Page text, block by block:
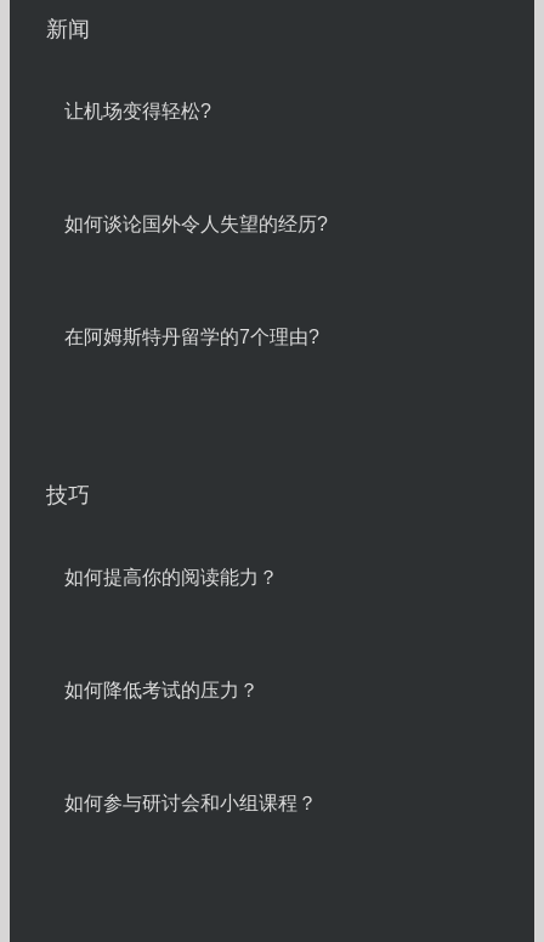
新闻
让机场变得轻松?
如何谈论国外令人失望的经历?
在阿姆斯特丹留学的7个理由?
技巧
如何提高你的阅读能力？
如何降低考试的压力？
如何参与研讨会和小组课程？